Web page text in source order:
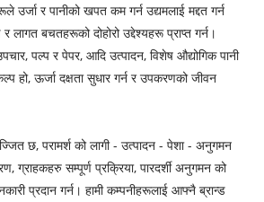
उर्जा र पानीको खपत कम गर्न उद्यमलाई मद्दत गर्न
लागत बचतहरूको दोहोरो उद्देश्यहरू प्राप्त गर्न।
पल्प र पेपर, आदि उत्पादन, विशेष औद्योगिक पानी
हो, ऊर्जा दक्षता सुधार गर्न र उपकरणको जीवन
छ, परामर्श को लागी - उत्पादन - पेशा - अनुगमन
ग्राहकहरु सम्पूर्ण प्रक्रिया, पारदर्शी अनुगमन को
प्रदान गर्न। हामी कम्पनीहरूलाई आफ्नै ब्रान्ड